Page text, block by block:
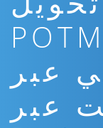
عبر
عبر